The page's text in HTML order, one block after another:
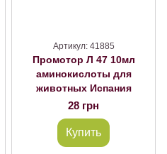
Артикул: 41885
Промотор Л 47 10мл
аминокислоты для
животных Испания
28 грн
Купить